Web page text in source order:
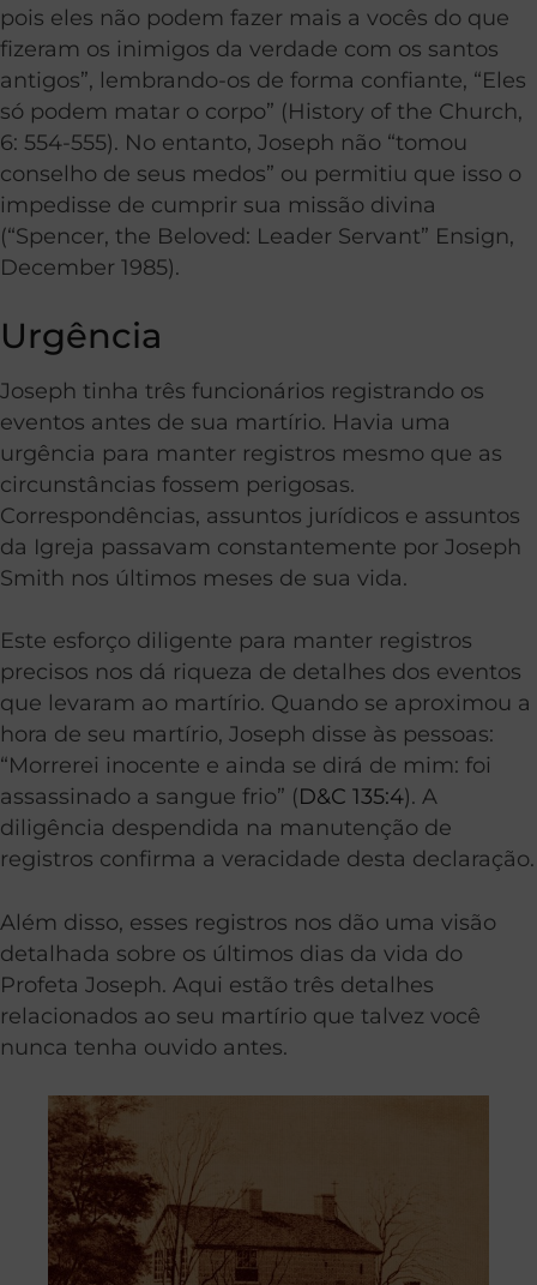
pois eles não podem fazer mais a vocês do que
fizeram os inimigos da verdade com os santos
antigos”, lembrando-os de forma confiante, “Eles
só podem matar o corpo” (History of the Church,
6: 554-555). No entanto, Joseph não “tomou
conselho de seus medos” ou permitiu que isso o
impedisse de cumprir sua missão divina
(“Spencer, the Beloved: Leader Servant” Ensign,
December 1985).
Urgência
Joseph tinha três funcionários registrando os
eventos antes de sua martírio. Havia uma
urgência para manter registros mesmo que as
circunstâncias fossem perigosas.
Correspondências, assuntos jurídicos e assuntos
da Igreja passavam constantemente por Joseph
Smith nos últimos meses de sua vida.
Este esforço diligente para manter registros
precisos nos dá riqueza de detalhes dos eventos
que levaram ao martírio. Quando se aproximou a
hora de seu martírio, Joseph disse às pessoas:
“Morrerei inocente e ainda se dirá de mim: foi
assassinado a sangue frio” (D&C 135:4). A
diligência despendida na manutenção de
registros confirma a veracidade desta declaração.
Além disso, esses registros nos dão uma visão
detalhada sobre os últimos dias da vida do
Profeta Joseph. Aqui estão três detalhes
relacionados ao seu martírio que talvez você
nunca tenha ouvido antes.